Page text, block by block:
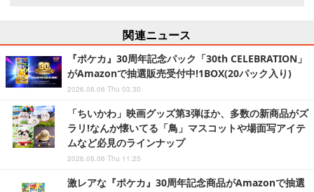
関連ニュース
『ポケカ』30周年記念パック「30th CELEBRATION」
がAmazonで抽選販売受付中!1BOX(20パック入り)
2026.08.06 Thu 03:30
「ちいかわ」映画グッズ第3弾ほか、多数の新商品がズ
ラリ!なんか懐いてる「鳥」マスコットや場面写アイテ
ムなど必見のラインナップ
2026.08.06 Thu 11:25
激レアな『ポケカ』30周年記念商品がAmazonで抽選